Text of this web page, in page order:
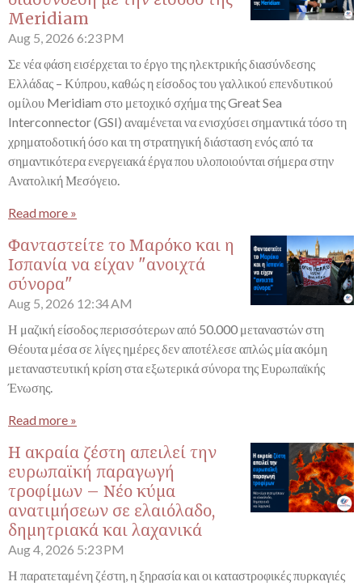
Meridiam
Aug 5, 2026 6:23 PM
Σε νέα φάση εισέρχεται το έργο της ηλεκτρικής διασύνδεσης
Ελλάδας – Κύπρου, καθώς η είσοδος του γαλλικού επενδυτικού
ομίλου Meridiam στο μετοχικό σχήμα της Great Sea
Interconnector (GSI) αναμένεται να ενισχύσει σημαντικά τόσο τη
χρηματοδοτική όσο και τη στρατηγική διάσταση ενός από τα
σημαντικότερα ενεργειακά έργα που υλοποιούνται σήμερα στην
Ανατολική Μεσόγειο.
Read more »
Φανταστείτε το Μαρόκο και η
Ισπανία να είχαν "ανοιχτά
σύνορα"
Aug 5, 2026 12:34 AM
Η μαζική είσοδος περισσότερων από 50.000 μεταναστών στη
Θέουτα μέσα σε λίγες ημέρες δεν αποτέλεσε απλώς μία ακόμη
μεταναστευτική κρίση στα εξωτερικά σύνορα της Ευρωπαϊκής
Ένωσης.
Read more »
Η ακραία ζέστη απειλεί την
ευρωπαϊκή παραγωγή
τροφίμων – Νέο κύμα
ανατιμήσεων σε ελαιόλαδο,
δημητριακά και λαχανικά
Aug 4, 2026 5:23 PM
Η παρατεταμένη ζέστη, η ξηρασία και οι καταστροφικές πυρκαγιές